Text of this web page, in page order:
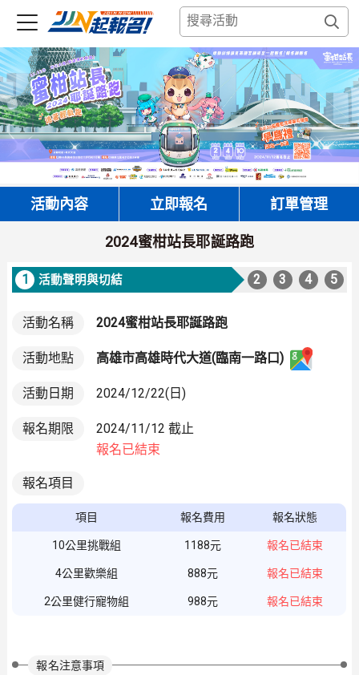
活動內容 立即報名 訂單管理
2024蜜柑站長耶誕路跑
1 活動聲明與切結 2 3 4 5
活動名稱 2024蜜柑站長耶誕路跑
活動地點 高雄市高雄時代大道(臨南一路口)
活動日期 2024/12/22(日)
報名期限
2024/11/12 截止
報名已結束
報名項目
項目 報名費用 報名狀態
10公里挑戰組 1188元 報名已結束
4公里歡樂組 888元 報名已結束
2公里健行寵物組 988元 報名已結束
報名注意事項